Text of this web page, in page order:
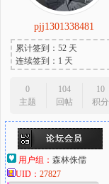
pjj1301338481
累计签到：52 天
连续签到：1 天
0
主题
104
回帖
10
积分
用户组： 森林侏儒
UID： 27827